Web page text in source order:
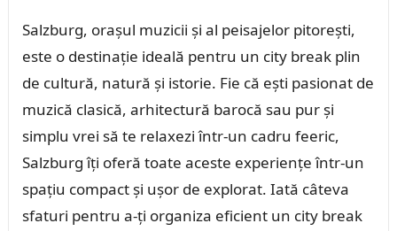
Salzburg, orașul muzicii și al peisajelor pitorești,
este o destinație ideală pentru un city break plin
de cultură, natură și istorie. Fie că ești pasionat de
muzică clasică, arhitectură barocă sau pur și
simplu vrei să te relaxezi într-un cadru feeric,
Salzburg îți oferă toate aceste experiențe într-un
spațiu compact și ușor de explorat. Iată câteva
sfaturi pentru a-ți organiza eficient un city break